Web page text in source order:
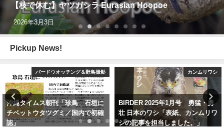
【枝で休む】ヤツガシラ Eurasian Hoopoe
2026年3月3日
Pickup News!
バードウオッチング＆野鳥撮影
沖縄タイムス朝刊「珍鳥 石垣に
チベットウタツグミ／国内で初確
認」
カンムリワシ
BIRDER 2025年1月号 勇猛・勇
壮 日本のワシ「表紙、カンムリワ
シの記事を担当しました。」